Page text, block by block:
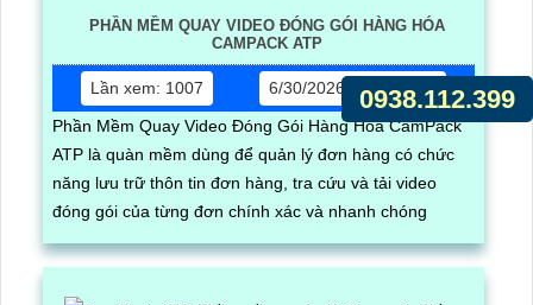
PHẦN MỀM QUAY VIDEO ĐÓNG GÓI HÀNG HÓA
CAMPACK ATP
Lần xem: 1007
6/30/2026 5:17:03 PM
Phần Mềm Quay Video Đóng Gói Hàng Hóa CamPack
ATP là quàn mềm dùng để quản lý đơn hàng có chức
năng lưu trữ thôn tin đơn hàng, tra cứu và tải video
đóng gói của từng đơn chính xác và nhanh chóng
0938.112.399